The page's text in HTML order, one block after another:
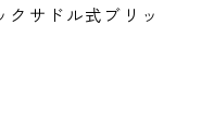
クサドル式ブリッ